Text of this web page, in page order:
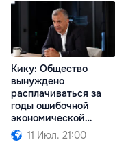
Кику: Общество
вынуждено
расплачиваться за
годы ошибочной
экономической
политики
11 Июл. 21:00